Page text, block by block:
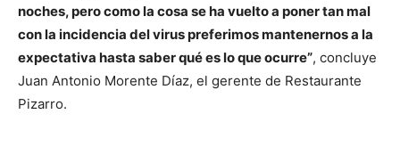
noches, pero como la cosa se ha vuelto a poner tan mal
con la incidencia del virus preferimos mantenernos a la
expectativa hasta saber qué es lo que ocurre”, concluye
Juan Antonio Morente Díaz, el gerente de Restaurante
Pizarro.